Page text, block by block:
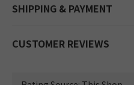
SHIPPING & PAYMENT
CUSTOMER REVIEWS